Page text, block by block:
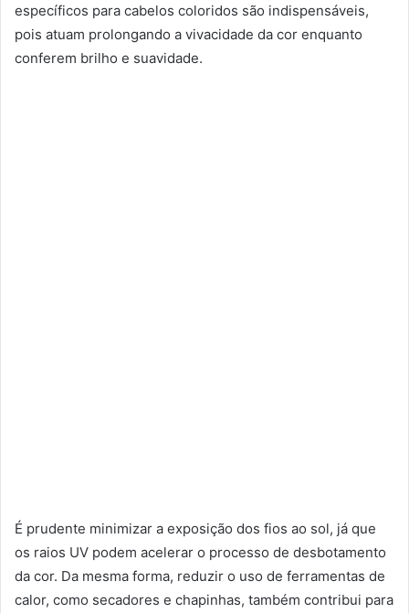
específicos para cabelos coloridos são indispensáveis,
pois atuam prolongando a vivacidade da cor enquanto
conferem brilho e suavidade.
É prudente minimizar a exposição dos fios ao sol, já que
os raios UV podem acelerar o processo de desbotamento
da cor. Da mesma forma, reduzir o uso de ferramentas de
calor, como secadores e chapinhas, também contribui para